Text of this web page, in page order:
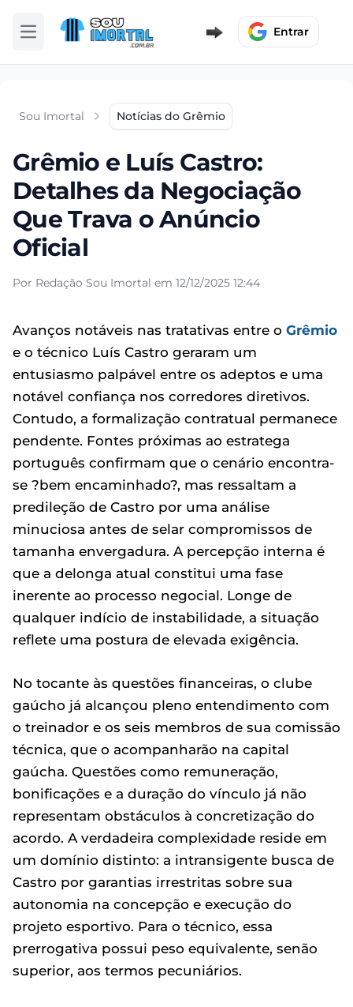
Abrir menu Entrar
Sou Imortal Notícias do Grêmio
Grêmio e Luís Castro:
Detalhes da Negociação
Que Trava o Anúncio
Oficial
Por Redação Sou Imortal em 12/12/2025 12:44
Avanços notáveis nas tratativas entre o Grêmio
e o técnico Luís Castro geraram um
entusiasmo palpável entre os adeptos e uma
notável confiança nos corredores diretivos.
Contudo, a formalização contratual permanece
pendente. Fontes próximas ao estratega
português confirmam que o cenário encontra-
se ?bem encaminhado?, mas ressaltam a
predileção de Castro por uma análise
minuciosa antes de selar compromissos de
tamanha envergadura. A percepção interna é
que a delonga atual constitui uma fase
inerente ao processo negocial. Longe de
qualquer indício de instabilidade, a situação
reflete uma postura de elevada exigência.
No tocante às questões financeiras, o clube
gaúcho já alcançou pleno entendimento com
o treinador e os seis membros de sua comissão
técnica, que o acompanharão na capital
gaúcha. Questões como remuneração,
bonificações e a duração do vínculo já não
representam obstáculos à concretização do
acordo. A verdadeira complexidade reside em
um domínio distinto: a intransigente busca de
Castro por garantias irrestritas sobre sua
autonomia na concepção e execução do
projeto esportivo. Para o técnico, essa
prerrogativa possui peso equivalente, senão
superior, aos termos pecuniários.